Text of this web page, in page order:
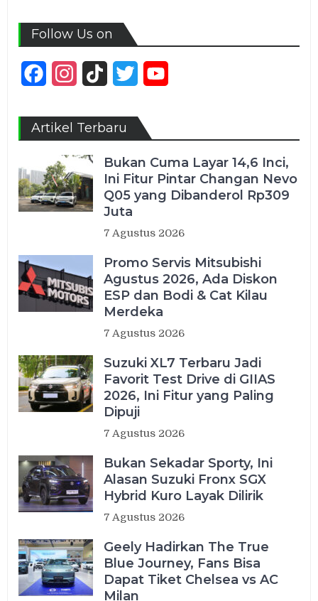
Follow Us on
FacebookInstagram
TikTok Twitter
Artikel Terbaru
Bukan Cuma Layar 14,6 Inci,
Ini Fitur Pintar Changan Nevo
Q05 yang Dibanderol Rp309
Juta
7 Agustus 2026
Promo Servis Mitsubishi
Agustus 2026, Ada Diskon
ESP dan Bodi & Cat Kilau
Merdeka
7 Agustus 2026
Suzuki XL7 Terbaru Jadi
Favorit Test Drive di GIIAS
2026, Ini Fitur yang Paling
Dipuji
7 Agustus 2026
Bukan Sekadar Sporty, Ini
Alasan Suzuki Fronx SGX
Hybrid Kuro Layak Dilirik
7 Agustus 2026
Geely Hadirkan The True
Blue Journey, Fans Bisa
Dapat Tiket Chelsea vs AC
Milan